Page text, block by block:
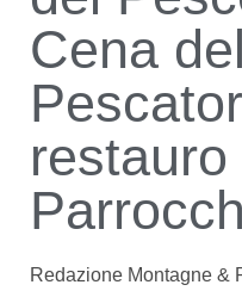
Cena
Redazione Montagne &